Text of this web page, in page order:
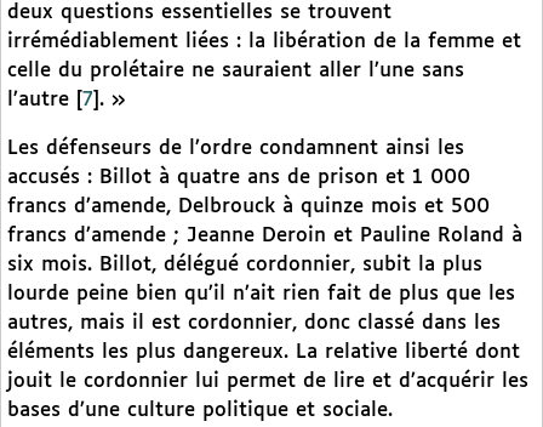
deux questions essentielles se trouvent
irrémédiablement liées : la libération de la femme et
celle du prolétaire ne sauraient aller l’une sans
l’autre
7 . »
Les défenseurs de l’ordre condamnent ainsi les
accusés : Billot à quatre ans de prison et 1 000
francs d’amende, Delbrouck à quinze mois et 500
francs d’amende ; Jeanne Deroin et Pauline Roland à
six mois. Billot, délégué cordonnier, subit la plus
lourde peine bien qu’il n’ait rien fait de plus que les
autres, mais il est cordonnier, donc classé dans les
éléments les plus dangereux. La relative liberté dont
jouit le cordonnier lui permet de lire et d’acquérir les
bases d’une culture politique et sociale.